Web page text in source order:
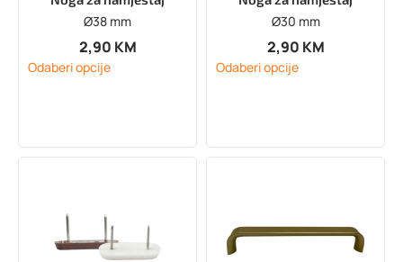
Ø38 mm
2,90 KM
Odaberi opcije
Ø30 mm
2,90 KM
Odaberi opcije